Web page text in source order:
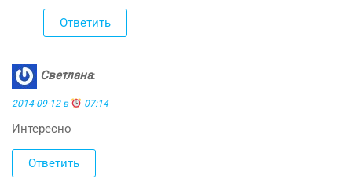
Ответить
Светлана:
2014-09-12 в 07:14
Интересно
Ответить